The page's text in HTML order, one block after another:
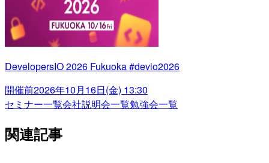
DevelopersIO 2026 Fukuoka #devio2026
開催前2026年10月16日(金) 13:30
セミナー一覧会社説明会一覧勉強会一覧
関連記事